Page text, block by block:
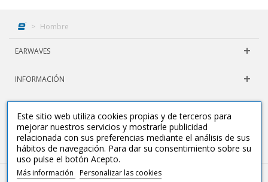
> Hombre
EARWAVES
INFORMACIÓN
NEWSLETTER
Este sitio web utiliza cookies propias y de terceros para
mejorar nuestros servicios y mostrarle publicidad
relacionada con sus preferencias mediante el análisis de sus
hábitos de navegación. Para dar su consentimiento sobre su
uso pulse el botón Acepto.
Más información Personalizar las cookies
Español